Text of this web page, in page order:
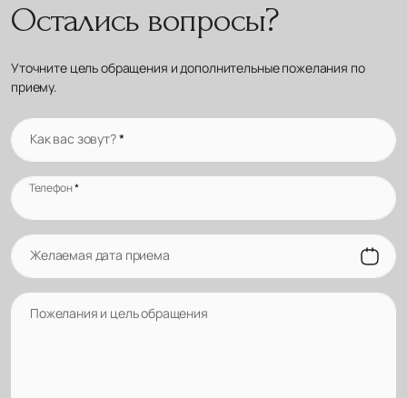
Остались вопросы?
Уточните цель обращения и дополнительные пожелания по
приему.
Как вас зовут?*
Телефон*
Желаемая дата приема
Пожелания и цель обращения